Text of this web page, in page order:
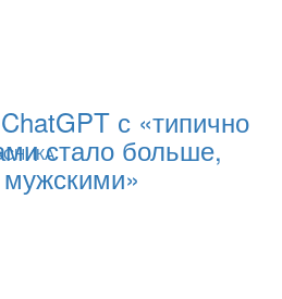
с «типично
стало больше,